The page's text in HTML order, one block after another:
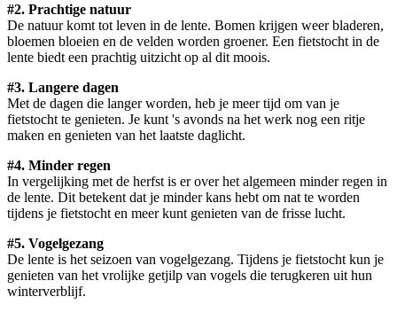
#2. Prachtige natuur
De natuur komt tot leven in de lente. Bomen krijgen weer bladeren,
bloemen bloeien en de velden worden groener. Een fietstocht in de
lente biedt een prachtig uitzicht op al dit moois.
#3. Langere dagen
Met de dagen die langer worden, heb je meer tijd om van je
fietstocht te genieten. Je kunt 's avonds na het werk nog een ritje
maken en genieten van het laatste daglicht.
#4. Minder regen
In vergelijking met de herfst is er over het algemeen minder regen in
de lente. Dit betekent dat je minder kans hebt om nat te worden
tijdens je fietstocht en meer kunt genieten van de frisse lucht.
#5. Vogelgezang
De lente is het seizoen van vogelgezang. Tijdens je fietstocht kun je
genieten van het vrolijke getjilp van vogels die terugkeren uit hun
winterverblijf.